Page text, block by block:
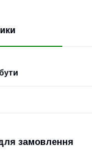
замовлення